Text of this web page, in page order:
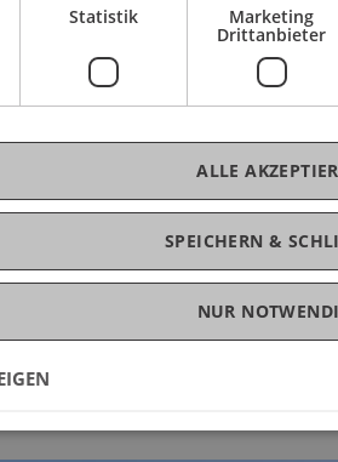
Diplomarbeiten. Die
in Betriebswirtschaftslehre) und
Systems).
(LBV)zeichneteYiwei Chen
Vertiefung
in Finance) für die besten
in Finance)sicherte sich den Preis
Finance.
die frisch gebackenen
Statistik Marketing
Drittanbieter
SPEICHERN &
ALLE
NUR